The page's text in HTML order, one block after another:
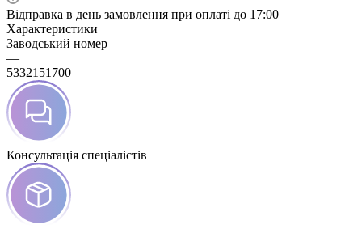
Відправка в день замовлення при оплаті до 17:00
Характеристики
Заводський номер
—
5332151700
Консультація спеціалістів